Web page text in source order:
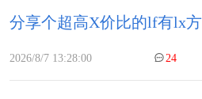
分享个超高X价比的lf有lx
2026/8/7 13:28:00 24